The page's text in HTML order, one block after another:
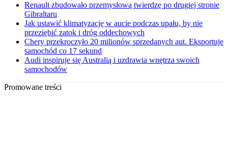
Renault zbudowało przemysłową twierdzę po drugiej stronie
Gibraltaru
Jak ustawić klimatyzację w aucie podczas upału, by nie
przeziębić zatok i dróg oddechowych
Chery przekroczyło 20 milionów sprzedanych aut. Eksportuje
samochód co 17 sekund
Audi inspiruje się Australią i uzdrawia wnętrza swoich
samochodów
Promowane treści